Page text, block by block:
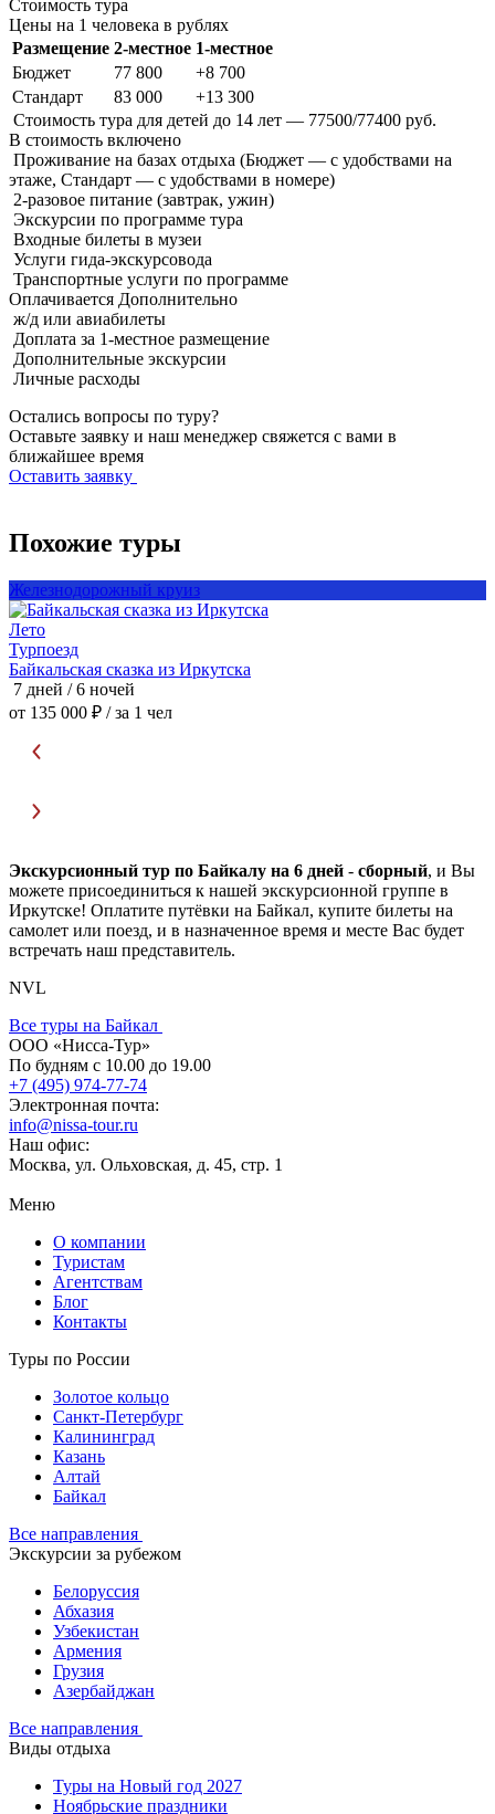
Стоимость тура
Цены на 1 человека в рублях
Размещение 2-местное 1-местное
Бюджет
77 800
+8 700
Стандарт
83 000
+13 300
Стоимость тура для детей до 14 лет — 77500/77400 руб.
В стоимость включено
Проживание на базах отдыха (Бюджет — c удобствами на
этаже, Стандарт — с удобствами в номере)
2-разовое питание (завтрак, ужин)
Экскурсии по программе тура
Входные билеты в музеи
Услуги гида-экскурсовода
Транспортные услуги по программе
Оплачивается Дополнительно
ж/д или авиабилеты
Доплата за 1-местное размещение
Дополнительные экскурсии
Личные расходы
Остались вопросы по туру?
Оставьте заявку и наш менеджер свяжется с вами в
ближайшее время
Оставить заявку
Похожие туры
Железнодорожный круиз
Лето
Турпоезд
Байкальская сказка из Иркутска
7 дней / 6 ночей
от 135 000 ₽ / за 1 чел
Экскурсионный тур по Байкалу на 6 дней - сборный, и Вы
можете присоединиться к нашей экскурсионной группе в
Иркутске! Оплатите путёвки на Байкал, купите билеты на
самолет или поезд, и в назначенное время и месте Вас будет
встречать наш представитель.
NVL
Все туры на Байкал
ООО «Нисса-Тур»
По будням с 10.00 до 19.00
+7 (495) 974-77-74
Электронная почта:
info@nissa-tour.ru
Наш офис:
Москва, ул. Ольховская, д. 45, стр. 1
Меню
О компании
Туристам
Агентствам
Блог
Контакты
Туры по России
Золотое кольцо
Санкт-Петербург
Калининград
Казань
Алтай
Байкал
Все направления
Экскурсии за рубежом
Белоруссия
Абхазия
Узбекистан
Армения
Грузия
Азербайджан
Все направления
Виды отдыха
Туры на Новый год 2027
Ноябрьские праздники